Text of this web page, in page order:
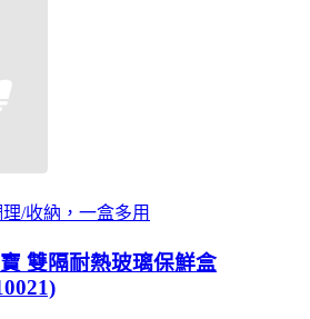
/收納，一盒多用
雙隔耐熱玻璃保鮮盒